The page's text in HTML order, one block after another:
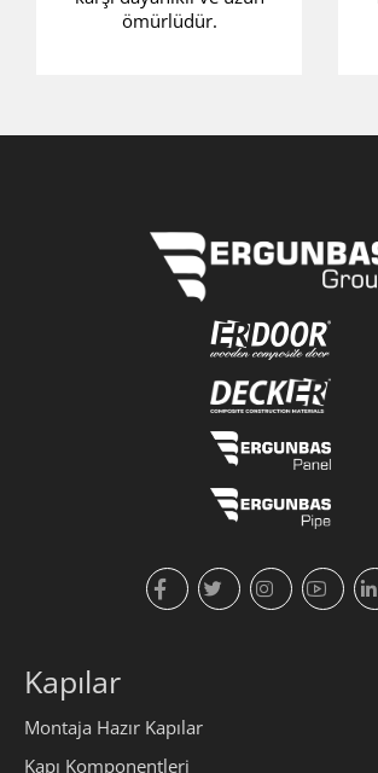
ömürlüdür.
Kapılar
Montaja Hazır Kapılar
Kapı Komponentleri